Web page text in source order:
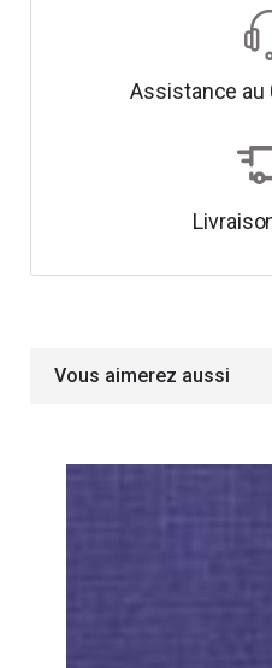
Assistance au
Vous aimerez aussi